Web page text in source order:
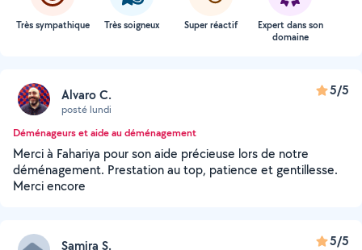
Très sympathique Très soigneux Super réactif
Expert dans son
domaine
Alvaro C.
posté lundi
5/5
Déménageurs et aide au déménagement
Merci à Fahariya pour son aide précieuse lors de notre
déménagement. Prestation au top, patience et gentillesse.
Merci encore
Samira S. 5/5